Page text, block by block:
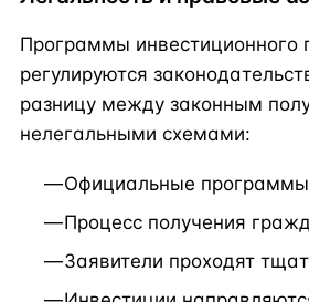
Программы инвестиционного
регулируются
разницу между законным
нелегальными схемами:
Официальные программы
Процесс получения
Заявители проходят